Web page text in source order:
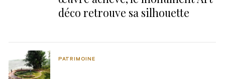
déco retrouve sa silhouette
PATRIMOINE